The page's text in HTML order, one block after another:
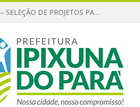
CHAMAMENTO PÚBLICO Nº 01/2026 – SELEÇÃO DE PROJETOS PARA FIRMAR TERMO DE EXECUÇÃO CULTURAL COM RECURSOS DA POLÍTICA NACIONAL ALDIR BLANC DE FOMENTO À CULTURA – PNAB (LEI Nº 14.399/2022)